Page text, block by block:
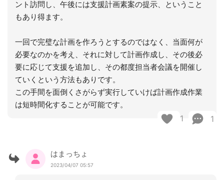
ント訪問し、午後には支援計画素案の提示、ということ
もあり得ます。
一回で完璧な計画を作ろうとするのではなく、当面何が
必要なのかを考え、それに対して計画作成し、その後必
要に応じて支援を追加し、その都度担当者会議を開催し
ていくという方法もありです。
この手間を面倒くさがらず実行していけば計画作成作業
は短時間化することが可能です。
1 1
はまっちょ
2023/04/07 05:57